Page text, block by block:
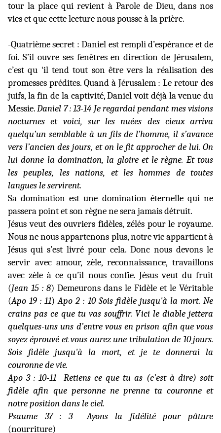
tour la place qui revient à Parole de Dieu, dans nos
vies et que cette lecture nous pousse à la prière.
-Quatrième secret : Daniel est rempli d’espérance et de
foi. S’il ouvre ses fenêtres en direction de Jérusalem,
c’est qu ‘il tend tout son être vers la réalisation des
promesses prédites. Quand à Jérusalem : Le retour des
juifs, la fin de la captivité, Daniel voit déjà la venue du
Messie.Daniel 7 : 13-14 Je regardai pendant mes visions
nocturnes et voici, sur les nuées des cieux arriva
quelqu’un semblable à un fils de l’homme, il s’avance
vers l’ancien des jours, et on le fit approcher de lui. On
lui donne la domination, la gloire et le règne. Et tous
les peuples, les nations, et les hommes de toutes
langues le servirent.
Sa domination est une domination éternelle qui ne
passera point et son règne ne sera jamais détruit.
Jésus veut des ouvriers fidèles, zélés pour le royaume.
Nous ne nous appartenons plus, notre vie appartient à
Jésus qui s’est livré pour cela. Donc nous devons le
servir avec amour, zèle, reconnaissance, travaillons
avec zèle à ce qu’il nous confie. Jésus veut du fruit
(Jean 15 : 8) Demeurons dans le Fidèle et le Véritable
(Apo 19 : 11)Apo 2 : 10 Sois fidèle jusqu'à la mort. Ne
crains pas ce que tu vas souffrir. Vici le diable jettera
quelques-uns uns d’entre vous en prison afin que vous
soyez éprouvé et vous aurez une tribulation de 10 jours.
Sois fidèle jusqu'à la mort, et je te donnerai la
couronne de vie.
Apo 3 : 10-11 Retiens ce que tu as (c’est à dire) soit
fidèle afin que personne ne prenne ta couronne et
notre position dans le ciel.
Psaume 37 : 3Ayons la fidélité pour pâture
(nourriture)